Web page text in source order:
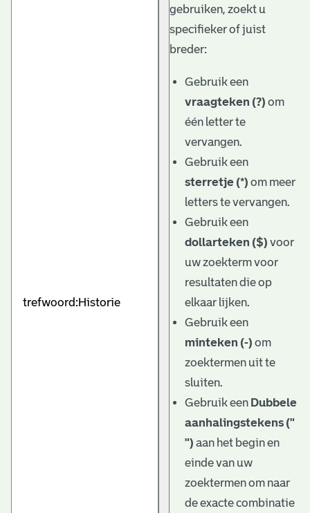
gebruiken, zoekt u
specifieker of juist
breder:
Gebruik een
vraagteken (?) om
één letter te
vervangen.
Gebruik een
sterretje (*) om meer
letters te vervangen.
Gebruik een
dollarteken ($) voor
uw zoekterm voor
resultaten die op
elkaar lijken.
Gebruik een
minteken (-) om
zoektermen uit te
sluiten.
Gebruik een Dubbele
aanhalingstekens ("
") aan het begin en
einde van uw
zoektermen om naar
de exacte combinatie